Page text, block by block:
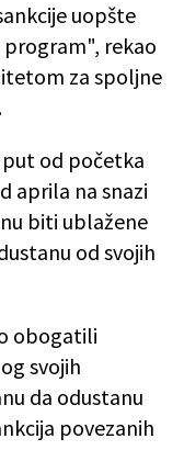
uopšte
program", rekao
za spoljne
put od početka
aprila na snazi
biti ublažene
od svojih
obogatili
svojih
da odustanu
povezanih